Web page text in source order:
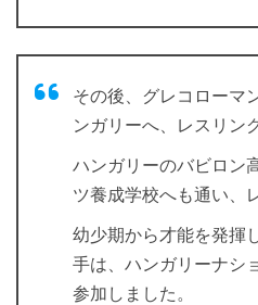
その後、グレコローマ
ンガリーへ、レスリン
ハンガリーのバビロン
ツ養成学校へも通い、
幼少期から才能を発揮
手は、ハンガリーナシ
参加しました。